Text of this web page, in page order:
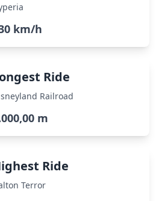
km/h
Ride
Railroad
m
Ride
Terror